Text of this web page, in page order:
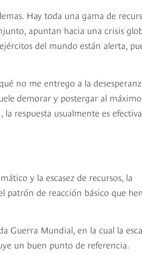
Hay toda una gama de
apuntan hacia una crisis
del mundo están alerta,
no me entrego a la
demorar y postergar al
respuesta usualmente es
y la escasez de recursos, la
patrón de reacción básico que
Guerra Mundial, en la cual la
un buen punto de referencia.